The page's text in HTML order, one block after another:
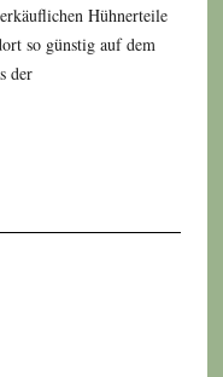
Hühnerteile
so günstig auf dem
der